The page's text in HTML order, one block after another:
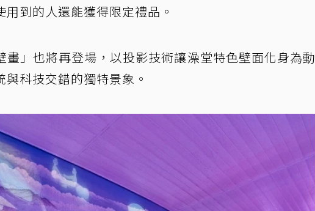
到的人還能獲得限定禮品。
」也將再登場，以投影技術讓澡堂特色壁面化身為動
科技交錯的獨特景象。